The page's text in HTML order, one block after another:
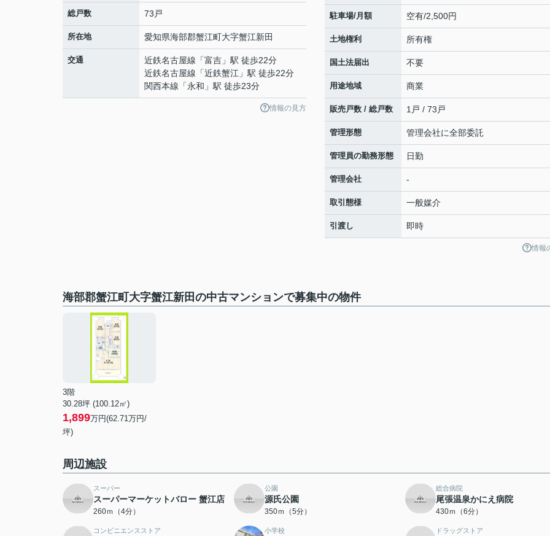
総戸数 73戸
所在地 愛知県海部郡蟹江町大字蟹江新田
交通 近鉄名古屋線 「富吉 」駅 徒歩22分
近鉄名古屋線 「近鉄蟹江 」駅 徒歩22分
関西本線 「永和 」駅 徒歩23分
情報の見方
駐車場/月額 空有/2,500円
土地権利 所有権
国土法届出 不要
用途地域 商業
販売戸数 / 総戸数 1戸 / 73戸
管理形態 管理会社に全部委託
管理員の勤務形態 日勤
管理会社 -
取引態様 一般媒介
引渡し 即時
情報
海部郡蟹江町大字蟹江新田の中古マンションで募集中の物件
3階
30.28坪 (100.12㎡)
1,899万円(62.71万円/
坪)
周辺施設
スーパー
スーパーマーケットバロー 蟹江店
260ｍ（4分）
公園
源氏公園
350ｍ（5分）
総合病院
尾張温泉かにえ病院
430ｍ（6分）
コンビニエンスストア 小学校 ドラッグストア